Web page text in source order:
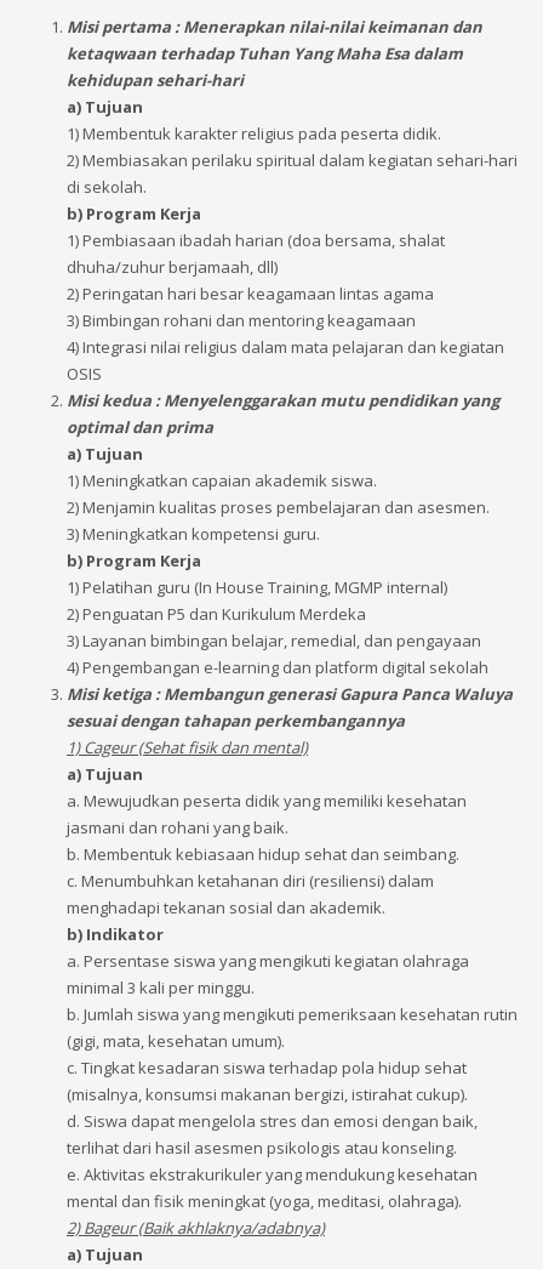
Misi pertama : Menerapkan nilai-nilai keimanan dan
ketaqwaan terhadap Tuhan Yang Maha Esa dalam
kehidupan sehari-hari
a) Tujuan
1) Membentuk karakter religius pada peserta didik.
2) Membiasakan perilaku spiritual dalam kegiatan sehari-hari
di sekolah.
b) Program Kerja
1) Pembiasaan ibadah harian (doa bersama, shalat
dhuha/zuhur berjamaah, dll)
2) Peringatan hari besar keagamaan lintas agama
3) Bimbingan rohani dan mentoring keagamaan
4) Integrasi nilai religius dalam mata pelajaran dan kegiatan
OSIS
Misi kedua : Menyelenggarakan mutu pendidikan yang
optimal dan prima
a) Tujuan
1) Meningkatkan capaian akademik siswa.
2) Menjamin kualitas proses pembelajaran dan asesmen.
3) Meningkatkan kompetensi guru.
b) Program Kerja
1) Pelatihan guru (In House Training, MGMP internal)
2) Penguatan P5 dan Kurikulum Merdeka
3) Layanan bimbingan belajar, remedial, dan pengayaan
4) Pengembangan e-learning dan platform digital sekolah
Misi ketiga : Membangun generasi Gapura Panca Waluya
sesuai dengan tahapan perkembangannya
1) Cageur (Sehat fisik dan mental)
a) Tujuan
a. Mewujudkan peserta didik yang memiliki kesehatan
jasmani dan rohani yang baik.
b. Membentuk kebiasaan hidup sehat dan seimbang.
c. Menumbuhkan ketahanan diri (resiliensi) dalam
menghadapi tekanan sosial dan akademik.
b) Indikator
a. Persentase siswa yang mengikuti kegiatan olahraga
minimal 3 kali per minggu.
b. Jumlah siswa yang mengikuti pemeriksaan kesehatan rutin
(gigi, mata, kesehatan umum).
c. Tingkat kesadaran siswa terhadap pola hidup sehat
(misalnya, konsumsi makanan bergizi, istirahat cukup).
d. Siswa dapat mengelola stres dan emosi dengan baik,
terlihat dari hasil asesmen psikologis atau konseling.
e. Aktivitas ekstrakurikuler yang mendukung kesehatan
mental dan fisik meningkat (yoga, meditasi, olahraga).
2) Bageur (Baik akhlaknya/adabnya)
a) Tujuan